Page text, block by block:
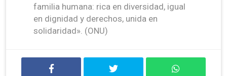
familia humana: rica en diversidad, igual
en dignidad y derechos, unida en
solidaridad». (ONU)